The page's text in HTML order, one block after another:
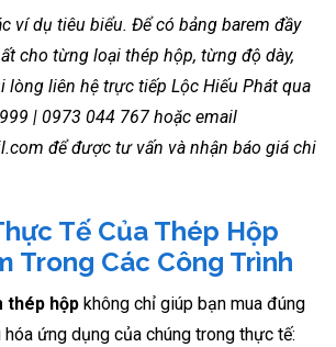
ví dụ tiêu biểu. Để có bảng barem đầy
cho từng loại thép hộp, từng độ dày,
lòng liên hệ trực tiếp Lộc Hiếu Phát qua
| 0973 044 767 hoặc email
để được tư vấn và nhận báo giá chi
Tế Của Thép Hộp
Trong Các Công Trình
thép hộp không chỉ giúp bạn mua đúng
hóa ứng dụng của chúng trong thực tế: